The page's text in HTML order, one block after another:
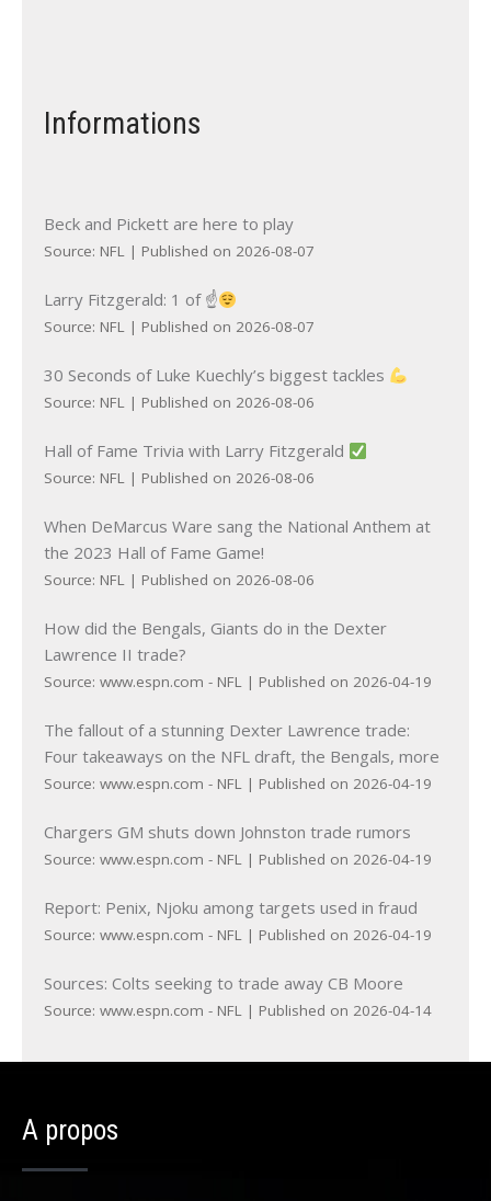
Informations
Beck and Pickett are here to play
Source: NFL Published on 2026-08-07
Larry Fitzgerald: 1 of ☝
Source: NFL Published on 2026-08-07
30 Seconds of Luke Kuechly’s biggest tackles
Source: NFL Published on 2026-08-06
Hall of Fame Trivia with Larry Fitzgerald
Source: NFL Published on 2026-08-06
When DeMarcus Ware sang the National Anthem at
the 2023 Hall of Fame Game!
Source: NFL Published on 2026-08-06
How did the Bengals, Giants do in the Dexter
Lawrence II trade?
Source: www.espn.com - NFL Published on 2026-04-19
The fallout of a stunning Dexter Lawrence trade:
Four takeaways on the NFL draft, the Bengals, more
Source: www.espn.com - NFL Published on 2026-04-19
Chargers GM shuts down Johnston trade rumors
Source: www.espn.com - NFL Published on 2026-04-19
Report: Penix, Njoku among targets used in fraud
Source: www.espn.com - NFL Published on 2026-04-19
Sources: Colts seeking to trade away CB Moore
Source: www.espn.com - NFL Published on 2026-04-14
A propos